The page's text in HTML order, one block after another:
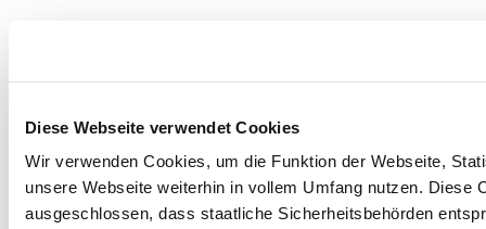
Diese Webseite verwendet Cookies
Wir verwenden Cookies, um die Funktion der Webseite,
unsere Webseite weiterhin in vollem Umfang nutzen.
ausgeschlossen, dass staatliche Sicherheitsbehörden